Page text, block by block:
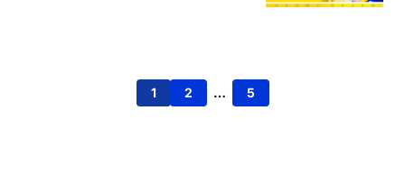
1 2 … 5